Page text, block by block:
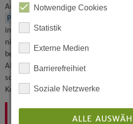
Aus-, Fort- und Weiterbildung bietet
Persönliches Gesundheitscoaching
individuelle berufliche, pastorale
nimmt, gesundheitliche und familiäre
berücksichtigt und Gelegenheit gibt,
Alltag kritisch zu prüfen, damit die
schönsten Beruf der Welt« zu
Keller sinkt.
Ihre Ansprechpartnerin:
Notwendige Cookies
Statistik
Externe Medien
Barrierefreihiet
Soziale Netzwerke
ALLE